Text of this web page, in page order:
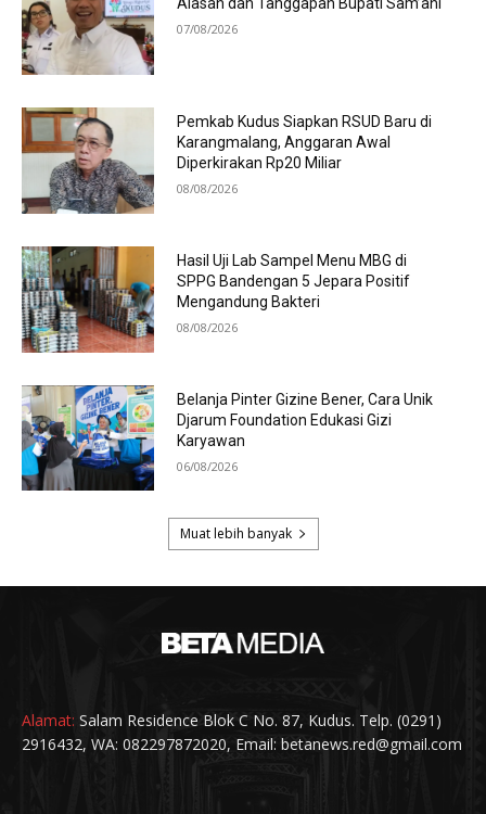
Alamat: Salam Residence Blok C No. 87, Kudus. Telp. (0291)
2916432, WA: 082297872020, Email: betanews.red@gmail.com